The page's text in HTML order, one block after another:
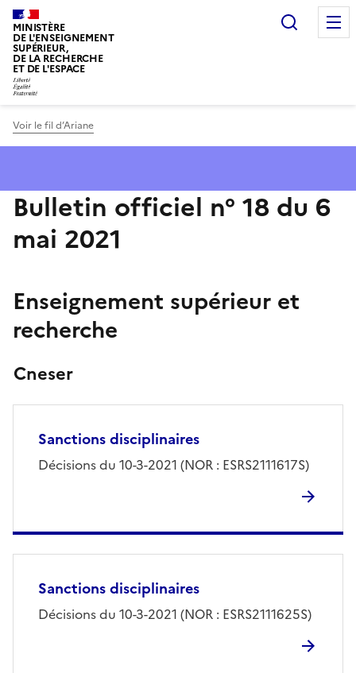
MINISTÈRE
DE L'ENSEIGNEMENT
SUPÉRIEUR,
DE LA RECHERCHE
ET DE L'ESPACE
Voir le fil d’Ariane
Bulletin officiel n° 18 du 6
mai 2021
Enseignement supérieur et
recherche
Cneser
Sanctions disciplinaires
Décisions du 10-3-2021 (NOR : ESRS2111617S)
Sanctions disciplinaires
Décisions du 10-3-2021 (NOR : ESRS2111625S)
Panneau de gestion des cookies